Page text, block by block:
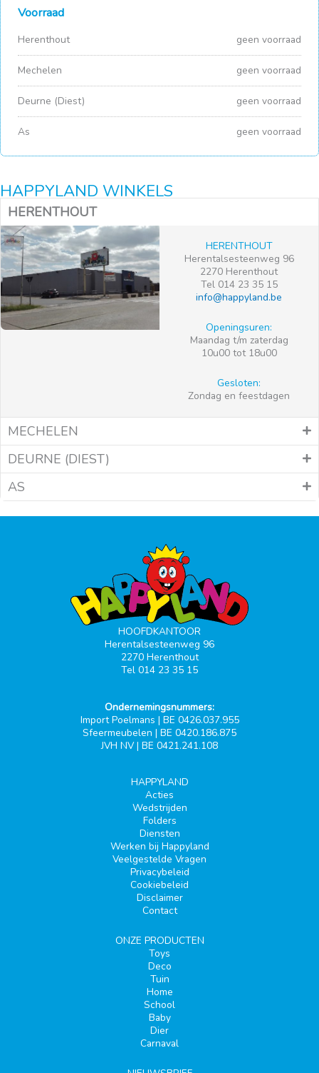
Voorraad
Herenthout geen voorraad
Mechelen geen voorraad
Deurne (Diest) geen voorraad
As geen voorraad
HAPPYLAND WINKELS
HERENTHOUT
HERENTHOUT
Herentalsesteenweg 96
2270 Herenthout
Tel 014 23 35 15
info@happyland.be
Openingsuren:
Maandag t/m zaterdag
10u00 tot 18u00
Gesloten:
Zondag en feestdagen
MECHELEN
DEURNE (DIEST)
AS
HOOFDKANTOOR
Herentalsesteenweg 96
2270 Herenthout
Tel 014 23 35 15
Ondernemingsnummers:
Import Poelmans | BE 0426.037.955
Sfeermeubelen | BE 0420.186.875
JVH NV | BE 0421.241.108
HAPPYLAND
Acties
Wedstrijden
Folders
Diensten
Werken bij Happyland
Veelgestelde Vragen
Privacybeleid
Cookiebeleid
Disclaimer
Contact
ONZE PRODUCTEN
Toys
Deco
Tuin
Home
School
Baby
Dier
Carnaval